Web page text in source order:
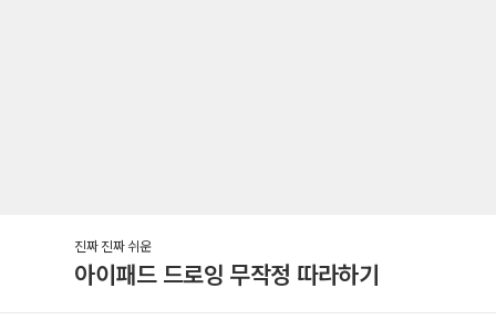
진짜 진짜 쉬운
아이패드 드로잉 무작정 따라하기